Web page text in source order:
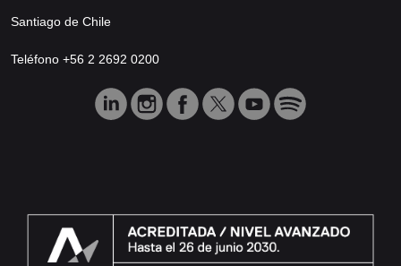
Santiago de Chile
Teléfono +56 2 2692 0200